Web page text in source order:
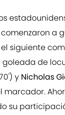
a
siguiente
de
y Nicholas
marcador.
su